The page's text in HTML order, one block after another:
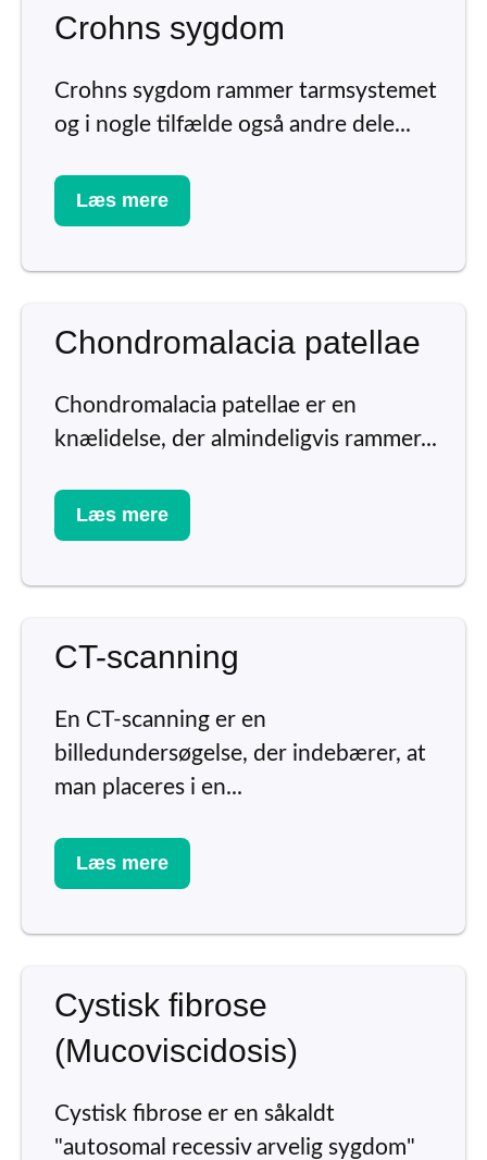
Crohns sygdom
Crohns sygdom rammer tarmsystemet
og i nogle tilfælde også andre dele...
Læs mere
Chondromalacia patellae
Chondromalacia patellae er en
knælidelse, der almindeligvis rammer...
Læs mere
CT-scanning
En CT-scanning er en
billedundersøgelse, der indebærer, at
man placeres i en...
Læs mere
Cystisk fibrose
(Mucoviscidosis)
Cystisk fibrose er en såkaldt
"autosomal recessiv arvelig sygdom"